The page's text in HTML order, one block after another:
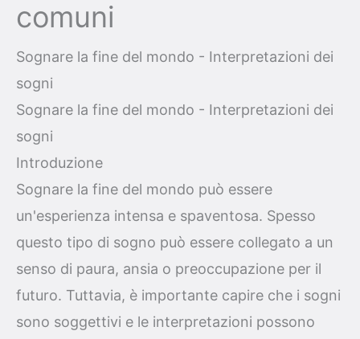
comuni
Sognare la fine del mondo - Interpretazioni dei
sogni
Sognare la fine del mondo - Interpretazioni dei
sogni
Introduzione
Sognare la fine del mondo può essere
un'esperienza intensa e spaventosa. Spesso
questo tipo di sogno può essere collegato a un
senso di paura, ansia o preoccupazione per il
futuro. Tuttavia, è importante capire che i sogni
sono soggettivi e le interpretazioni possono